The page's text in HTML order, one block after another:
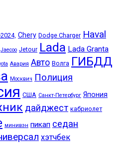
Chery Dodge Charger Haval
Jaecoo Jetour Lada Lada Granta
Авария Авто Волга ГИБДД
Москвич Полиция
США Санкт-Петербург Япония
дайджест кабриолет
минивэн пикап седан
хэтчбек